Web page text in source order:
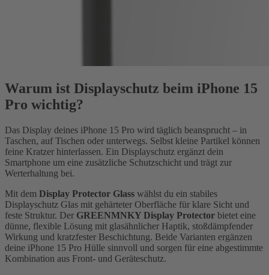
Warum ist Displayschutz beim iPhone 15
Pro wichtig?
Das Display deines iPhone 15 Pro wird täglich beansprucht – in
Taschen, auf Tischen oder unterwegs. Selbst kleine Partikel können
feine Kratzer hinterlassen. Ein Displayschutz ergänzt dein
Smartphone um eine zusätzliche Schutzschicht und trägt zur
Werterhaltung bei.
Mit dem Display Protector Glass wählst du ein stabiles
Displayschutz Glas mit gehärteter Oberfläche für klare Sicht und
feste Struktur. Der GREENMNKY Display Protector bietet eine
dünne, flexible Lösung mit glasähnlicher Haptik, stoßdämpfender
Wirkung und kratzfester Beschichtung. Beide Varianten ergänzen
deine iPhone 15 Pro Hülle sinnvoll und sorgen für eine abgestimmte
Kombination aus Front- und Geräteschutz.